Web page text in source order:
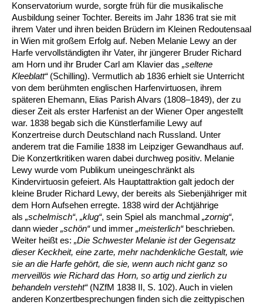
Konservatorium wurde, sorgte früh für die musikalische
Ausbildung seiner Tochter. Bereits im Jahr 1836 trat sie mit
ihrem Vater und ihren beiden Brüdern im Kleinen Redoutensaal
in Wien mit großem Erfolg auf. Neben Melanie Lewy an der
Harfe vervollständigten ihr Vater, ihr jüngerer Bruder Richard
am Horn und ihr Bruder Carl am Klavier das „seltene
Kleeblatt“(Schilling). Vermutlich ab 1836 erhielt sie Unterricht
von dem berühmten englischen Harfenvirtuosen, ihrem
späteren Ehemann, Elias Parish Alvars (1808–1849), der zu
dieser Zeit als erster Harfenist an der Wiener Oper angestellt
war. 1838 begab sich die Künstlerfamilie Lewy auf
Konzertreise durch Deutschland nach Russland. Unter
anderem trat die Familie 1838 im Leipziger Gewandhaus auf.
Die Konzertkritiken waren dabei durchweg positiv. Melanie
Lewy wurde vom Publikum uneingeschränkt als
Kindervirtuosin gefeiert. Als Hauptattraktion galt jedoch der
kleine Bruder Richard Lewy, der bereits als Siebenjähriger mit
dem Horn Aufsehen erregte. 1838 wird der Achtjährige
als „schelmisch“, „klug“, sein Spiel als manchmal „zornig“,
dann wieder „schön“und immer „meisterlich“beschrieben.
Weiter heißt es: „Die Schwester Melanie ist der Gegensatz
dieser Keckheit, eine zarte, mehr nachdenkliche Gestalt, wie
sie an die Harfe gehört, die sie, wenn auch nicht ganz so
merveillös wie Richard das Horn, so artig und zierlich zu
behandeln versteht“ (NZfM 1838 II, S. 102). Auch in vielen
anderen Konzertbesprechungen finden sich die zeittypischen